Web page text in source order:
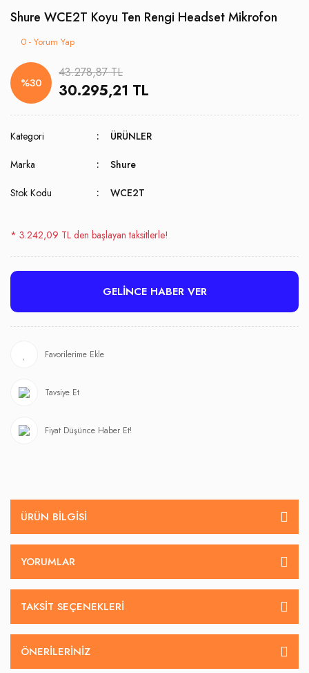
Shure WCE2T Koyu Ten Rengi Headset Mikrofon
0 - Yorum Yap
%30
43.278,87 TL
30.295,21 TL
Kategori ÜRÜNLER
Marka Shure
Stok Kodu WCE2T
* 3.242,09 TL den başlayan taksitlerle!
GELİNCE HABER VER
Tavsiye Et
Fiyat Düşünce Haber Et!
ÜRÜN BILGISI
YORUMLAR
TAKSIT SEÇENEKLERI
ÖNERILERINIZ